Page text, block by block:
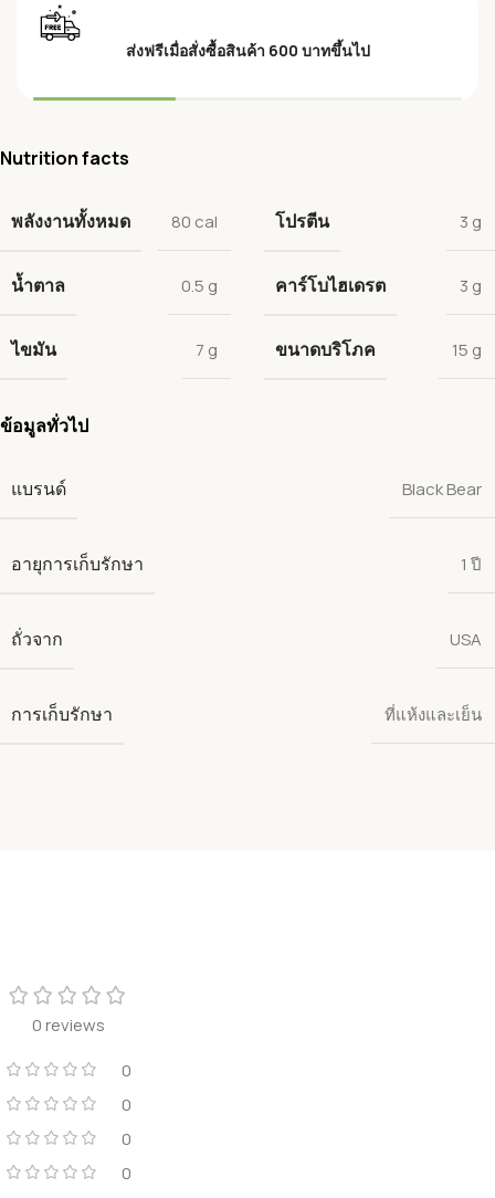
ส่งฟรีเมื่อสั่งซื้อสินค้า 600 บาทขึ้นไป
Nutrition facts
พลังงานทั้งหมด 80 cal โปรตีน 3 g
น้ำตาล 0.5 g คาร์โบไฮเดรต 3 g
ไขมัน 7 g ขนาดบริโภค 15 g
ข้อมูลทั่วไป
แบรนด์ Black Bear
อายุการเก็บรักษา 1 ปี
ถั่วจาก USA
การเก็บรักษา ที่แห้งและเย็น
0 reviews
0
0
0
0